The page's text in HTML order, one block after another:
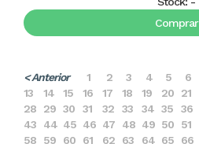
Comprar
< Anterior 1 2 3 4 5 6
13
14 15 16 17 18 19 20 21
28
29 30 31 32 33 34 35 36
43
44 45 46 47 48 49 50 51
58
59 60 61 62 63 64 65 66